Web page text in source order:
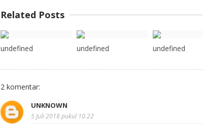
Related Posts
undefined undefined undefined
2 komentar:
UNKNOWN
5 Juli 2018 pukul 10.22